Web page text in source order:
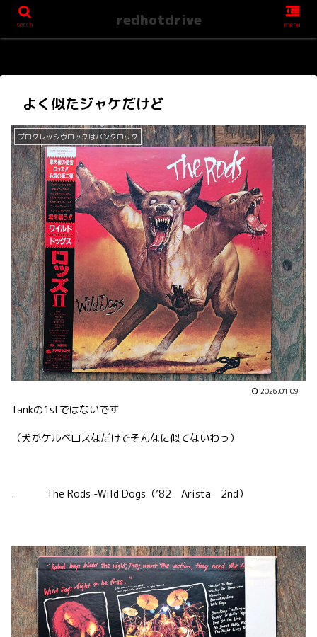
よく似たジャケだけど
プログレッシヴロックはパンクロック
2026.01.09
Tankの1stではないです
（犬がケルベロスなだけでそんなに似てないわっ）
. The Rods -Wild Dogs（’82 Arista 2nd）
serch redhotdrive menu